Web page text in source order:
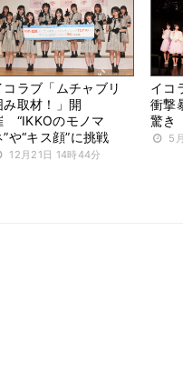
コラブ「ムチャブリ
み取材！」開
“IKKOのモノマ
”や“キス顔”に挑戦
12月21日 14時44分
イコ
衝撃
驚き
5